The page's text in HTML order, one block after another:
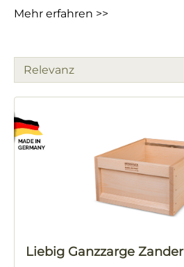
Mehr erfahren >>
Liebig Ganzzarge Zander